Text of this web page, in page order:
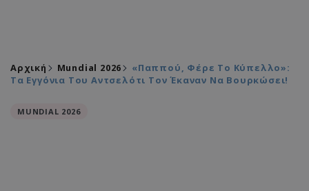
Αρχική Mundial 2026
«Παππού, Φέρε Το Κύπελλο»:
Τα Εγγόνια Του Αντσελότι Τον Έκαναν Να Βουρκώσει!
MUNDIAL 2026